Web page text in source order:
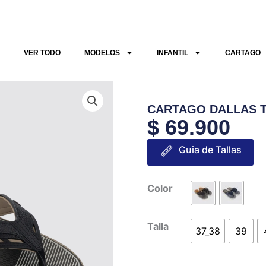
VER TODO MODELOS INFANTIL CARTAGO
CARTAGO DALLAS
$ 69.900
Guia de Tallas
Color
Talla 37_38 39
CARTAGO
AD